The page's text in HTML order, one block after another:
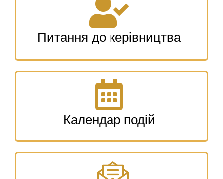
Питання до керівництва
Календар подій